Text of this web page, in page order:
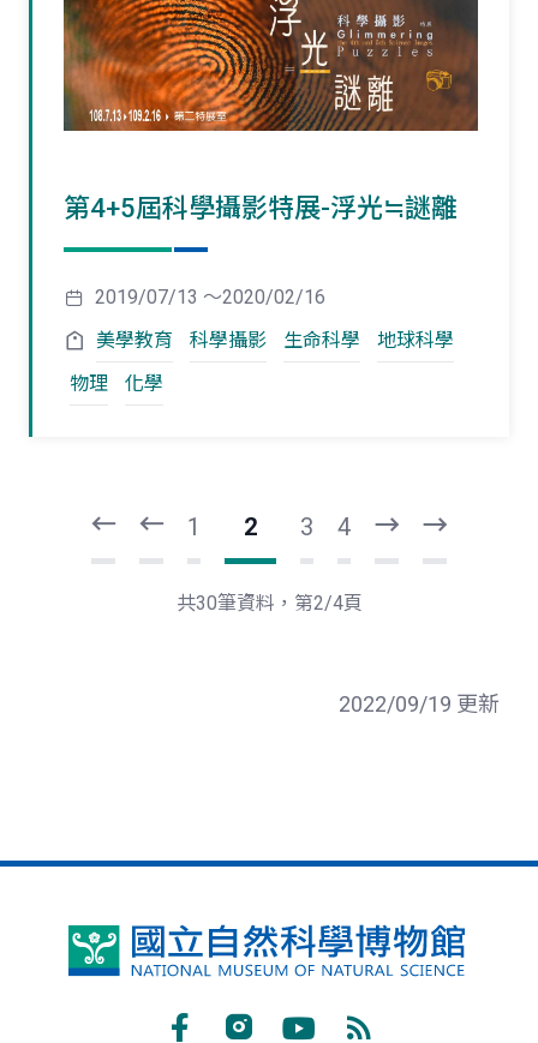
第4+5屆科學攝影特展-浮光≒謎離
2019/07/13 ～2020/02/16
美學教育
科學攝影 生命科學
地球科學
物理
化學
1 2 3 4
一
後
共30筆資料，第2/4頁
2022/09/19 更新
國